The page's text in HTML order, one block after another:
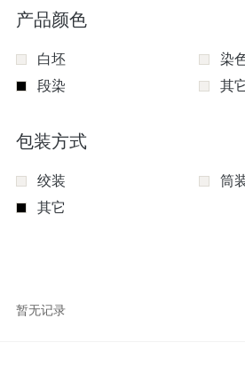
产品颜色
白坯
染
段染
其
包装方式
绞装
筒
其它
暂无记录